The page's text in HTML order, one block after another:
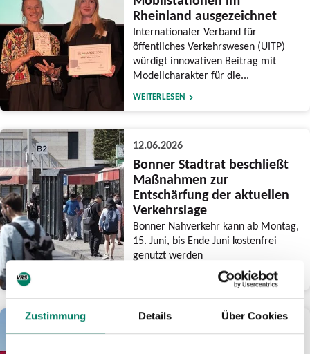
Zustimmung Details Über Cookies
Rheinland ausgezeichnet
Internationaler Verband für
öffentliches Verkehrswesen (UITP)
würdigt innovativen Beitrag mit
Modellcharakter für die...
WEITERLESEN
12.06.2026
Bonner Stadtrat beschließt
Maßnahmen zur
Entschärfung der aktuellen
Verkehrslage
Bonner Nahverkehr kann ab Montag,
15. Juni, bis Ende Juni kostenfrei
genutzt werden
03.06.2026